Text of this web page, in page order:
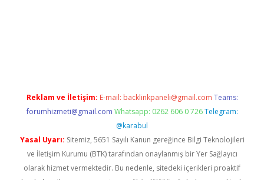
Reklam ve İletişim: E-mail: backlinkpaneli@gmail.com Teams:
forumhizmeti@gmail.com Whatsapp: 0262 606 0 726 Telegram:
@karabul
Yasal Uyarı: Sitemiz, 5651 Sayılı Kanun gereğince Bilgi Teknolojileri
ve İletişim Kurumu (BTK) tarafından onaylanmış bir Yer Sağlayıcı
olarak hizmet vermektedir. Bu nedenle, sitedeki içerikleri proaktif